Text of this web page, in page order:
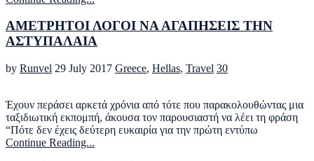
ΑΜΕΤΡΗΤΟΙ ΛΟΓΟΙ ΝΑ ΑΓΑΠΗΣΕΙΣ ΤΗΝ
ΑΣΤΥΠΑΛΑΙΑ
by Runvel 29 July 2017 Greece, Hellas, Travel 30
Έχουν περάσει αρκετά χρόνια από τότε που παρακολουθώντας μια
ταξιδιωτική εκπομπή, άκουσα τον παρουσιαστή να λέει τη φράση
“Πότε δεν έχεις δεύτερη ευκαιρία για την πρώτη εντύπω
Continue Reading...